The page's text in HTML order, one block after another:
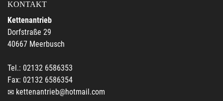
KONTAKT
Kettenantrieb
Dorfstraße 29
40667 Meerbusch
Tel.: 02132 6586353
Fax: 02132 6586354
kettenantrieb@hotmail.com